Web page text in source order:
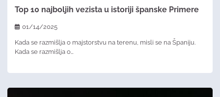
Top 10 najboljih vezista u istoriji španske Primere
01/14/2025
Kada se razmišlja o majstorstvu na terenu, misli se na Španiju.
Kada se razmišlja o…